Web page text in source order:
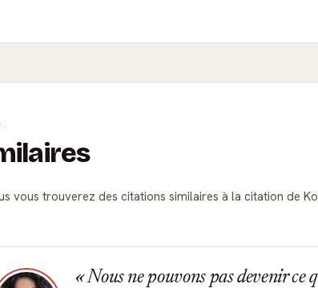
vous trouverez des citations similaires à la citation de
Nous ne pouvons pas devenir ce